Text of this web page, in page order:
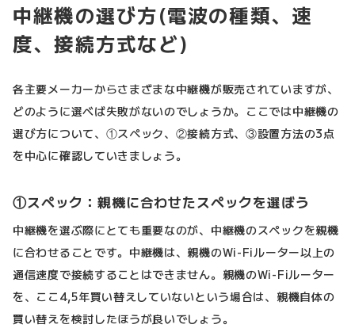
中継機の選び方(電波の種類、速
度、接続方式など)
各主要メーカーからさまざまな中継機が販売されていますが、
どのように選べば失敗がないのでしょうか。ここでは中継機の
選び方について、①スペック、②接続方式、③設置方法の3点
を中心に確認していきましょう。
①スペック：親機に合わせたスペックを選ぼう
中継機を選ぶ際にとても重要なのが、中継機のスペックを親機
に合わせることです。中継機は、親機のWi-Fiルーター以上の
通信速度で接続することはできません。親機のWi-Fiルーター
を、ここ4,5年買い替えしていないという場合は、親機自体の
買い替えを検討したほうが良いでしょう。